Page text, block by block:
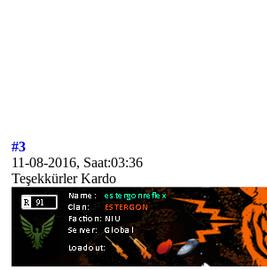
#3
11-08-2016, Saat:03:36
Teşekkürler Kardo